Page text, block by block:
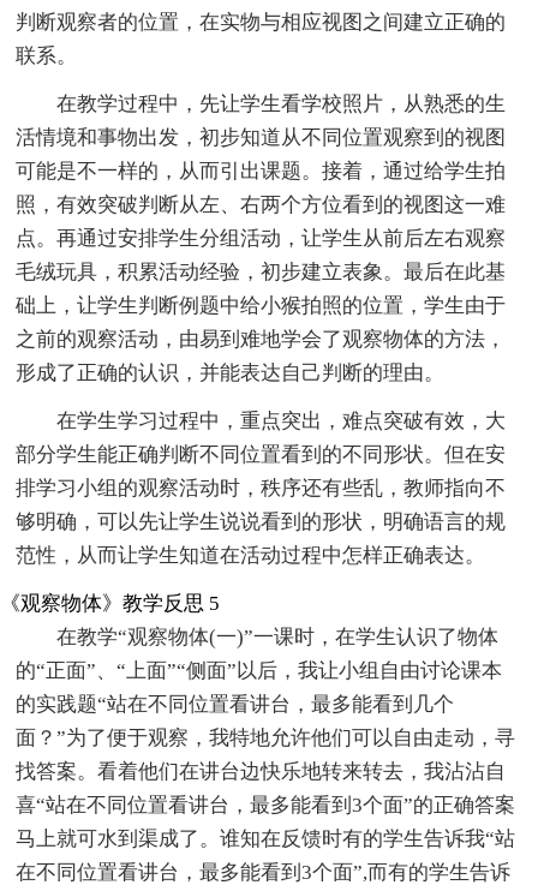
判断观察者的位置，在实物与相应视图之间建立正确的
联系。
在教学过程中，先让学生看学校照片，从熟悉的生
活情境和事物出发，初步知道从不同位置观察到的视图
可能是不一样的，从而引出课题。接着，通过给学生拍
照，有效突破判断从左、右两个方位看到的视图这一难
点。再通过安排学生分组活动，让学生从前后左右观察
毛绒玩具，积累活动经验，初步建立表象。最后在此基
础上，让学生判断例题中给小猴拍照的位置，学生由于
之前的观察活动，由易到难地学会了观察物体的方法，
形成了正确的认识，并能表达自己判断的理由。
在学生学习过程中，重点突出，难点突破有效，大
部分学生能正确判断不同位置看到的不同形状。但在安
排学习小组的观察活动时，秩序还有些乱，教师指向不
够明确，可以先让学生说说看到的形状，明确语言的规
范性，从而让学生知道在活动过程中怎样正确表达。
《观察物体》教学反思 5
在教学“观察物体(一)”一课时，在学生认识了物体
的“正面”、“上面”“侧面”以后，我让小组自由讨论课本
的实践题“站在不同位置看讲台，最多能看到几个
面？”为了便于观察，我特地允许他们可以自由走动，寻
找答案。看着他们在讲台边快乐地转来转去，我沾沾自
喜“站在不同位置看讲台，最多能看到3个面”的正确答案
马上就可水到渠成了。谁知在反馈时有的学生告诉我“站
在不同位置看讲台，最多能看到3个面”,而有的学生告诉